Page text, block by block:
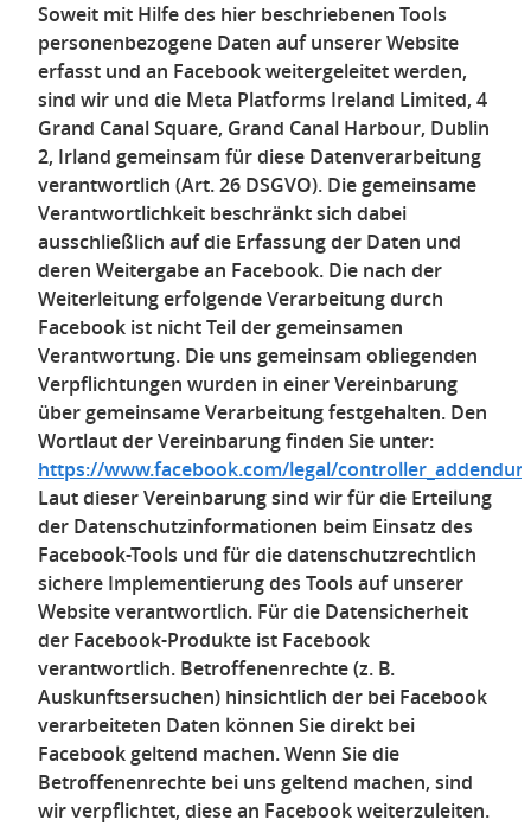
Soweit mit Hilfe des hier beschriebenen Tools
personenbezogene Daten auf unserer Website
erfasst und an Facebook weitergeleitet werden,
sind wir und die Meta Platforms Ireland Limited, 4
Grand Canal Square, Grand Canal Harbour, Dublin
2, Irland gemeinsam für diese Datenverarbeitung
verantwortlich (Art. 26 DSGVO). Die gemeinsame
Verantwortlichkeit beschränkt sich dabei
ausschließlich auf die Erfassung der Daten und
deren Weitergabe an Facebook. Die nach der
Weiterleitung erfolgende Verarbeitung durch
Facebook ist nicht Teil der gemeinsamen
Verantwortung. Die uns gemeinsam obliegenden
Verpflichtungen wurden in einer Vereinbarung
über gemeinsame Verarbeitung festgehalten. Den
Wortlaut der Vereinbarung finden Sie unter:
https://www.facebook.com/legal/
Laut dieser Vereinbarung sind wir für die Erteilung
der Datenschutzinformationen beim Einsatz des
Facebook-Tools und für die datenschutzrechtlich
sichere Implementierung des Tools auf unserer
Website verantwortlich. Für die Datensicherheit
der Facebook-Produkte ist Facebook
verantwortlich. Betroffenenrechte (z. B.
Auskunftsersuchen) hinsichtlich der bei Facebook
verarbeiteten Daten können Sie direkt bei
Facebook geltend machen. Wenn Sie die
Betroffenenrechte bei uns geltend machen, sind
wir verpflichtet, diese an Facebook weiterzuleiten.